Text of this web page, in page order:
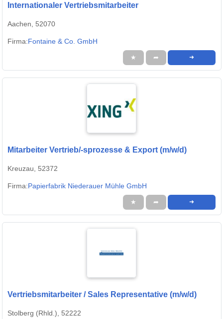
Internationaler Vertriebsmitarbeiter
Aachen, 52070
Firma:Fontaine & Co. GmbH
★ ➦ ➜
Mitarbeiter Vertrieb/-sprozesse & Export (m/w/d)
Kreuzau, 52372
Firma:Papierfabrik Niederauer Mühle GmbH
★ ➦ ➜
Vertriebsmitarbeiter / Sales Representative (m/w/d)
Stolberg (Rhld.), 52222